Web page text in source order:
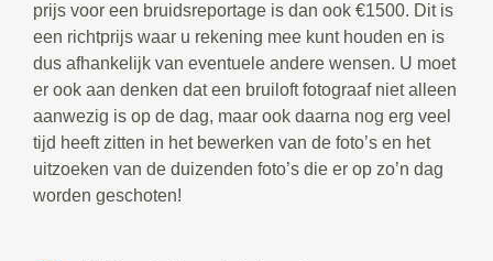
prijs voor een bruidsreportage is dan ook €1500. Dit is
een richtprijs waar u rekening mee kunt houden en is
dus afhankelijk van eventuele andere wensen. U moet
er ook aan denken dat een bruiloft fotograaf niet alleen
aanwezig is op de dag, maar ook daarna nog erg veel
tijd heeft zitten in het bewerken van de foto’s en het
uitzoeken van de duizenden foto’s die er op zo’n dag
worden geschoten!